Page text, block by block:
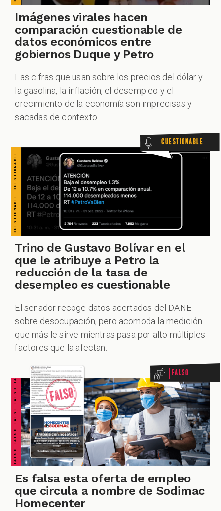
Imágenes virales hacen
comparación cuestionable de
datos económicos entre
gobiernos Duque y Petro
Las cifras que usan sobre los precios del dólar y
la gasolina, la inflación, el desempleo y el
crecimiento de la economía son imprecisas y
sacadas de contexto.
CUESTIONABLE CUESTIONABLE CUESTIONABLE CUESTIONABLE CUESTIONABLE CUESTIONABLE CUESTIONABLE Cuestionable
Trino de Gustavo Bolívar en el
que le atribuye a Petro la
reducción de la tasa de
desempleo es cuestionable
El senador recoge datos acertados del DANE
sobre desocupación, pero acomoda la medición
que más le sirve mientras pasa por alto múltiples
factores que la afectan.
FALSO FALSO FALSO FALSO FALSO FALSO FALSO Falso
Es falsa esta oferta de empleo
que circula a nombre de Sodimac
Homecenter